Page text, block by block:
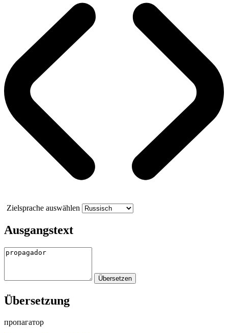
Zielsprache auswählen
Ausgangstext
Übersetzung
пропагатор